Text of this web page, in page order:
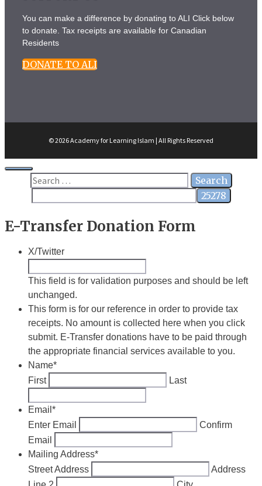
You can make a difference by donating to ALI Click below
to donate. Tax receipts are available for Canadian
Residents
DONATE TO ALI
© 2026 Academy for Learning Islam | All Rights Reserved
CloseSearch
for:
E-Transfer Donation Form
X/Twitter
This field is for validation purposes and should be left
unchanged.
This form is for our reference in order to provide tax
receipts. No amount is collected here when you click
submit. E-Transfer donations have to be paid through
the appropriate financial services available to you.
Name*
First
Last
Email *
Enter Email
Confirm
Email
Mailing Address*
Street Address
Address